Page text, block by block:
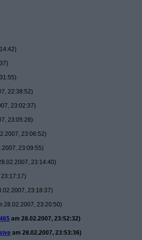
22:38:52)
23:02:37)
23:05:28)
23:06:52)
23:09:55)
23:14:40)
23:18:37)
28.02.2007, 23:20:50)
am 28.02.2007, 23:52:32)
am 28.02.2007, 23:53:36)